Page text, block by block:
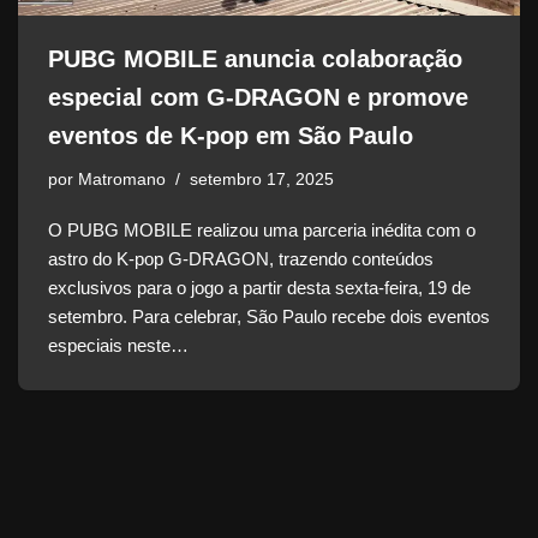
PUBG MOBILE anuncia colaboração
especial com G-DRAGON e promove
eventos de K-pop em São Paulo
por Matromano setembro 17, 2025
O PUBG MOBILE realizou uma parceria inédita com o
astro do K-pop G-DRAGON, trazendo conteúdos
exclusivos para o jogo a partir desta sexta-feira, 19 de
setembro. Para celebrar, São Paulo recebe dois eventos
especiais neste…